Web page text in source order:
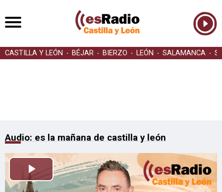
CASTILLA Y LEÓN BÉJAR BIERZO LEÓN SALAMANCA
Audio: es la mañana de castilla y león
Reproducir